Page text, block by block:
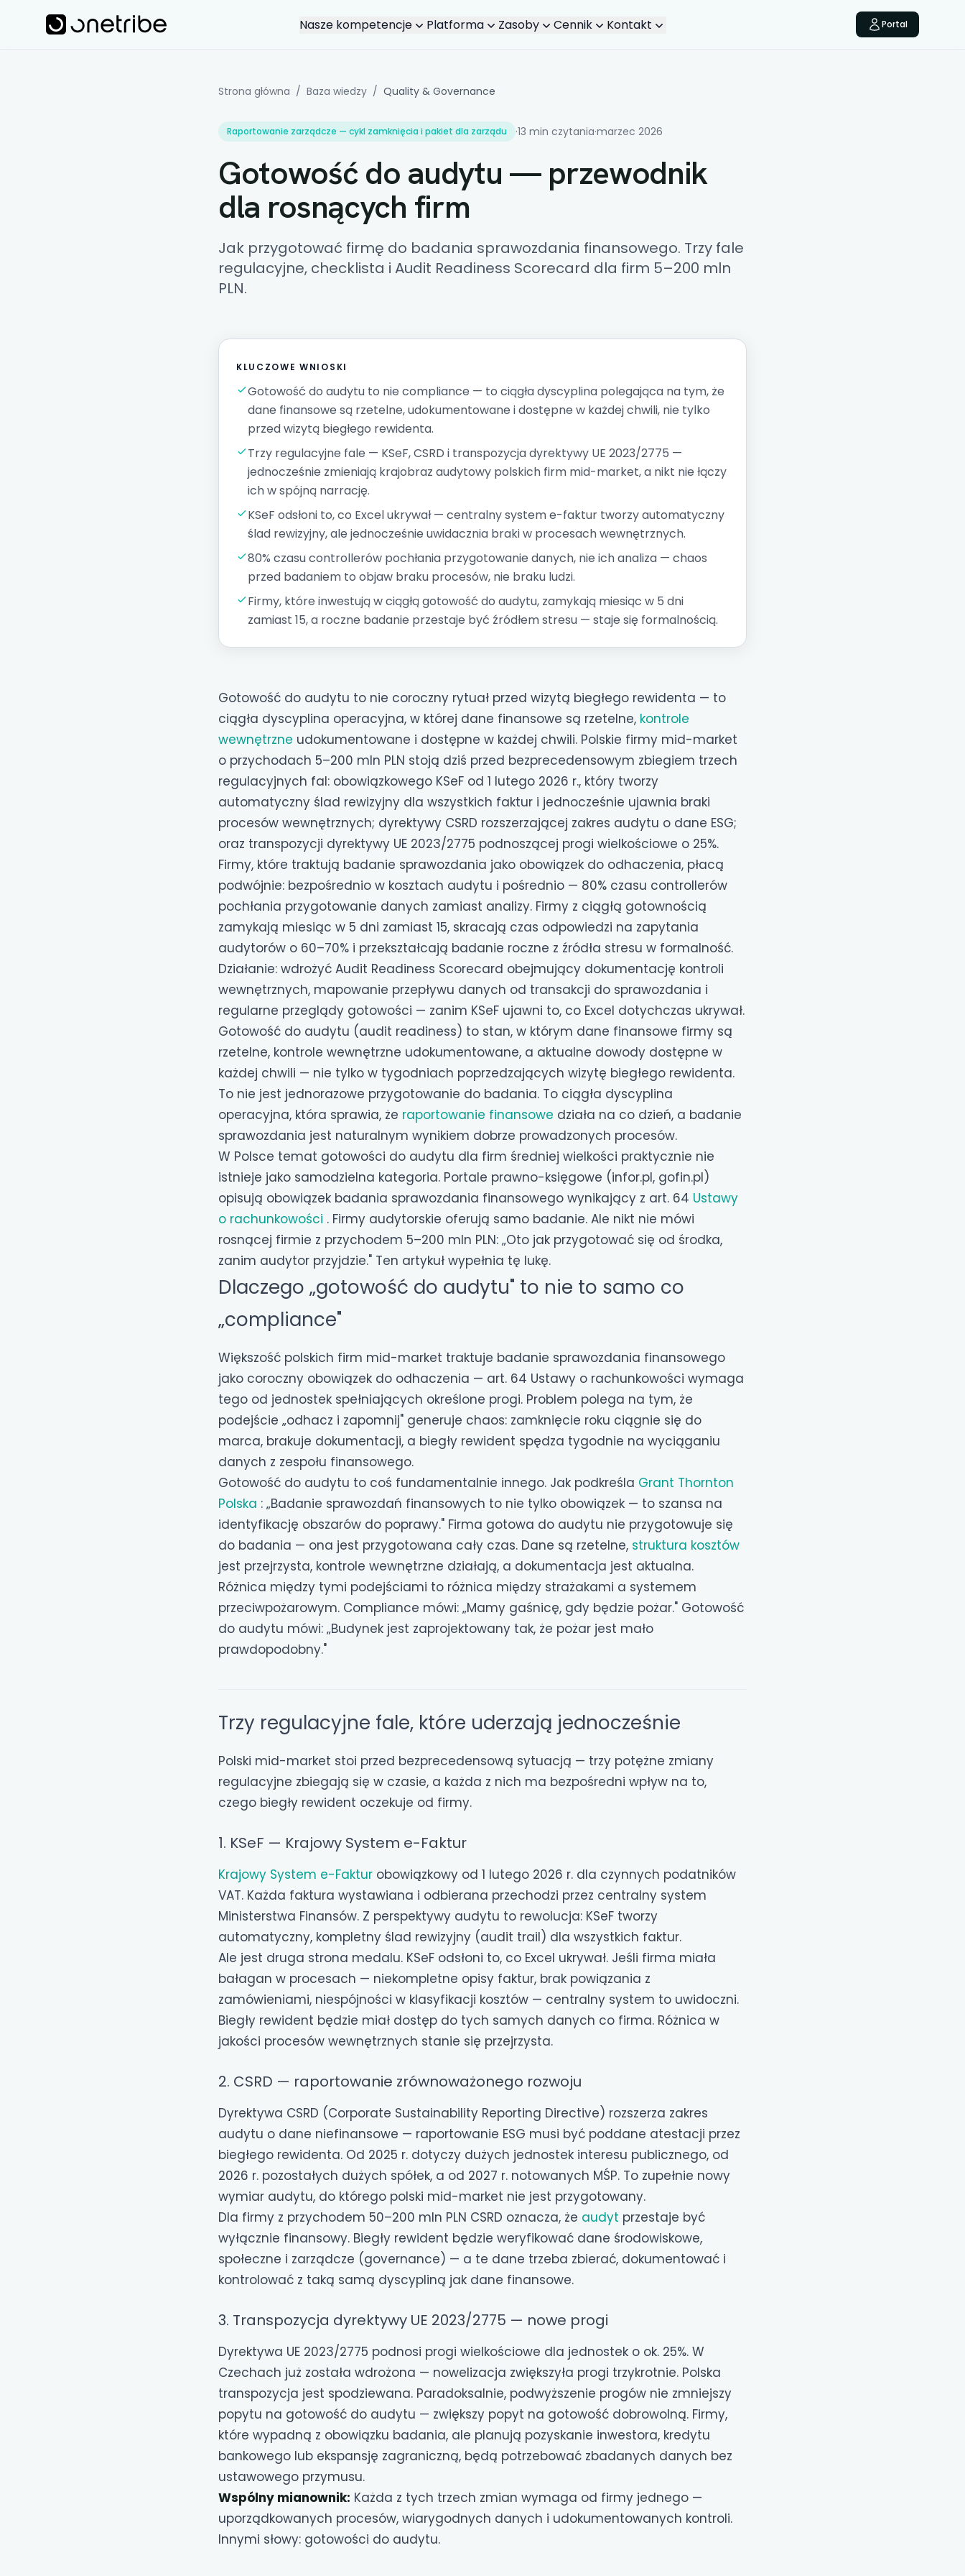
Onetribe
Nasze kompetencje Platforma Zasoby Cennik Kontakt Portal
Gotowość do audytu Select section...
Strona główna / Baza wiedzy / Quality & Governance
Raportowanie zarządcze — cykl zamknięcia i pakiet dla zarządu ·13 min czytania·marzec 2026
Gotowość do audytu — przewodnik
dla rosnących firm
Jak przygotować firmę do badania sprawozdania finansowego. Trzy fale
regulacyjne, checklista i Audit Readiness Scorecard dla firm 5–200 mln
PLN.
KLUCZOWE WNIOSKI
Gotowość do audytu to nie compliance — to ciągła dyscyplina polegająca na tym, że
dane finansowe są rzetelne, udokumentowane i dostępne w każdej chwili, nie tylko
przed wizytą biegłego rewidenta.
Trzy regulacyjne fale — KSeF, CSRD i transpozycja dyrektywy UE 2023/2775 —
jednocześnie zmieniają krajobraz audytowy polskich firm mid-market, a nikt nie łączy
ich w spójną narrację.
KSeF odsłoni to, co Excel ukrywał — centralny system e-faktur tworzy automatyczny
ślad rewizyjny, ale jednocześnie uwidacznia braki w procesach wewnętrznych.
80% czasu controllerów pochłania przygotowanie danych, nie ich analiza — chaos
przed badaniem to objaw braku procesów, nie braku ludzi.
Firmy, które inwestują w ciągłą gotowość do audytu, zamykają miesiąc w 5 dni
zamiast 15, a roczne badanie przestaje być źródłem stresu — staje się formalnością.
Gotowość do audytu to nie coroczny rytuał przed wizytą biegłego rewidenta — to
ciągła dyscyplina operacyjna, w której dane finansowe są rzetelne, kontrole
wewnętrzne udokumentowane i dostępne w każdej chwili. Polskie firmy mid-market
o przychodach 5–200 mln PLN stoją dziś przed bezprecedensowym zbiegiem trzech
regulacyjnych fal: obowiązkowego KSeF od 1 lutego 2026 r., który tworzy
automatyczny ślad rewizyjny dla wszystkich faktur i jednocześnie ujawnia braki
procesów wewnętrznych; dyrektywy CSRD rozszerzającej zakres audytu o dane ESG;
oraz transpozycji dyrektywy UE 2023/2775 podnoszącej progi wielkościowe o 25%.
Firmy, które traktują badanie sprawozdania jako obowiązek do odhaczenia, płacą
podwójnie: bezpośrednio w kosztach audytu i pośrednio — 80% czasu controllerów
pochłania przygotowanie danych zamiast analizy. Firmy z ciągłą gotownością
zamykają miesiąc w 5 dni zamiast 15, skracają czas odpowiedzi na zapytania
audytorów o 60–70% i przekształcają badanie roczne z źródła stresu w formalność.
Działanie: wdrożyć Audit Readiness Scorecard obejmujący dokumentację kontroli
wewnętrznych, mapowanie przepływu danych od transakcji do sprawozdania i
regularne przeglądy gotowości — zanim KSeF ujawni to, co Excel dotychczas ukrywał.
Gotowość do audytu (audit readiness) to stan, w którym dane finansowe firmy są
rzetelne, kontrole wewnętrzne udokumentowane, a aktualne dowody dostępne w
każdej chwili — nie tylko w tygodniach poprzedzających wizytę biegłego rewidenta.
To nie jest jednorazowe przygotowanie do badania. To ciągła dyscyplina
operacyjna, która sprawia, że raportowanie finansowe działa na co dzień, a badanie
sprawozdania jest naturalnym wynikiem dobrze prowadzonych procesów.
W Polsce temat gotowości do audytu dla firm średniej wielkości praktycznie nie
istnieje jako samodzielna kategoria. Portale prawno-księgowe (infor.pl, gofin.pl)
opisują obowiązek badania sprawozdania finansowego wynikający z art. 64 Ustawy
o rachunkowości . Firmy audytorskie oferują samo badanie. Ale nikt nie mówi
rosnącej firmie z przychodem 5–200 mln PLN: „Oto jak przygotować się od środka,
zanim audytor przyjdzie." Ten artykuł wypełnia tę lukę.
Dlaczego „gotowość do audytu" to nie to samo co
„compliance"
Większość polskich firm mid-market traktuje badanie sprawozdania finansowego
jako coroczny obowiązek do odhaczenia — art. 64 Ustawy o rachunkowości wymaga
tego od jednostek spełniających określone progi. Problem polega na tym, że
podejście „odhacz i zapomnij" generuje chaos: zamknięcie roku ciągnie się do
marca, brakuje dokumentacji, a biegły rewident spędza tygodnie na wyciąganiu
danych z zespołu finansowego.
Gotowość do audytu to coś fundamentalnie innego. Jak podkreśla Grant Thornton
Polska : „Badanie sprawozdań finansowych to nie tylko obowiązek — to szansa na
identyfikację obszarów do poprawy." Firma gotowa do audytu nie przygotowuje się
do badania — ona jest przygotowana cały czas. Dane są rzetelne, struktura kosztów
jest przejrzysta, kontrole wewnętrzne działają, a dokumentacja jest aktualna.
Różnica między tymi podejściami to różnica między strażakami a systemem
przeciwpożarowym. Compliance mówi: „Mamy gaśnicę, gdy będzie pożar." Gotowość
do audytu mówi: „Budynek jest zaprojektowany tak, że pożar jest mało
prawdopodobny."
Trzy regulacyjne fale, które uderzają jednocześnie
Polski mid-market stoi przed bezprecedensową sytuacją — trzy potężne zmiany
regulacyjne zbiegają się w czasie, a każda z nich ma bezpośredni wpływ na to,
czego biegły rewident oczekuje od firmy.
1. KSeF — Krajowy System e-Faktur
Krajowy System e-Faktur obowiązkowy od 1 lutego 2026 r. dla czynnych podatników
VAT. Każda faktura wystawiana i odbierana przechodzi przez centralny system
Ministerstwa Finansów. Z perspektywy audytu to rewolucja: KSeF tworzy
automatyczny, kompletny ślad rewizyjny (audit trail) dla wszystkich faktur.
Ale jest druga strona medalu. KSeF odsłoni to, co Excel ukrywał. Jeśli firma miała
bałagan w procesach — niekompletne opisy faktur, brak powiązania z
zamówieniami, niespójności w klasyfikacji kosztów — centralny system to uwidoczni.
Biegły rewident będzie miał dostęp do tych samych danych co firma. Różnica w
jakości procesów wewnętrznych stanie się przejrzysta.
2. CSRD — raportowanie zrównoważonego rozwoju
Dyrektywa CSRD (Corporate Sustainability Reporting Directive) rozszerza zakres
audytu o dane niefinansowe — raportowanie ESG musi być poddane atestacji przez
biegłego rewidenta. Od 2025 r. dotyczy dużych jednostek interesu publicznego, od
2026 r. pozostałych dużych spółek, a od 2027 r. notowanych MŚP. To zupełnie nowy
wymiar audytu, do którego polski mid-market nie jest przygotowany.
Dla firmy z przychodem 50–200 mln PLN CSRD oznacza, że audyt przestaje być
wyłącznie finansowy. Biegły rewident będzie weryfikować dane środowiskowe,
społeczne i zarządcze (governance) — a te dane trzeba zbierać, dokumentować i
kontrolować z taką samą dyscypliną jak dane finansowe.
3. Transpozycja dyrektywy UE 2023/2775 — nowe progi
Dyrektywa UE 2023/2775 podnosi progi wielkościowe dla jednostek o ok. 25%. W
Czechach już została wdrożona — nowelizacja zwiększyła progi trzykrotnie. Polska
transpozycja jest spodziewana. Paradoksalnie, podwyższenie progów nie zmniejszy
popytu na gotowość do audytu — zwiększy popyt na gotowość dobrowolną. Firmy,
które wypadną z obowiązku badania, ale planują pozyskanie inwestora, kredytu
bankowego lub ekspansję zagraniczną, będą potrzebować zbadanych danych bez
ustawowego przymusu.
Wspólny mianownik: Każda z tych trzech zmian wymaga od firmy jednego —
uporządkowanych procesów, wiarygodnych danych i udokumentowanych kontroli.
Innymi słowy: gotowości do audytu.